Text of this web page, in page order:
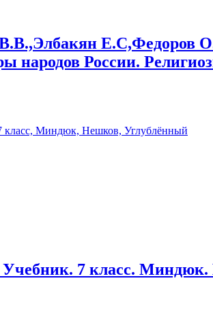
Е.С,Федоров
народов России.
7 класс.